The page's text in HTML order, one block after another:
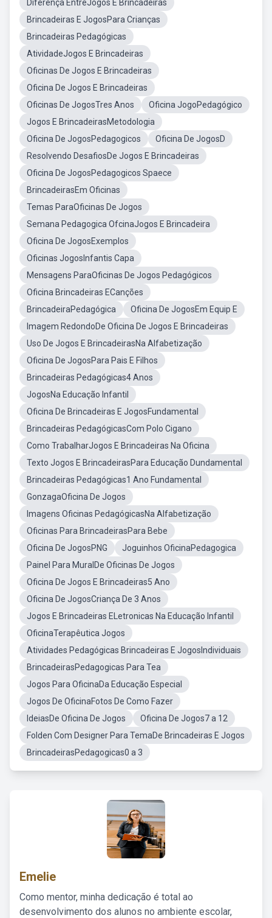
Diferença EntreJogos E Brincadeiras
Brincadeiras E JogosPara Crianças
Brincadeiras Pedagógicas
AtividadeJogos E Brincadeiras
Oficinas De Jogos E Brincadeiras
Oficina De Jogos E Brincadeiras
Oficinas De JogosTres Anos
Oficina JogoPedagógico
Jogos E BrincadeirasMetodologia
Oficina De JogosPedagogicos
Oficina De JogosD
Resolvendo DesafiosDe Jogos E Brincadeiras
Oficina De JogosPedagogicos Spaece
BrincadeirasEm Oficinas
Temas ParaOficinas De Jogos
Semana Pedagogica OfcinaJogos E Brincadeira
Oficina De JogosExemplos
Oficinas JogosInfantis Capa
Mensagens ParaOficinas De Jogos Pedagógicos
Oficina Brincadeiras ECanções
BrincadeiraPedagógica
Oficina De JogosEm Equip E
Imagem RedondoDe Oficina De Jogos E Brincadeiras
Uso De Jogos E BrincadeirasNa Alfabetização
Oficina De JogosPara Pais E Filhos
Brincadeiras Pedagógicas4 Anos
JogosNa Educação Infantil
Oficina De Brincadeiras E JogosFundamental
Brincadeiras PedagógicasCom Polo Cigano
Como TrabalharJogos E Brincadeiras Na Oficina
Texto Jogos E BrincadeirasPara Educação Dundamental
Brincadeiras Pedagógicas1 Ano Fundamental
GonzagaOficina De Jogos
Imagens Oficinas PedagógicasNa Alfabetização
Oficinas Para BrincadeirasPara Bebe
Oficina De JogosPNG
Joguinhos OficinaPedagogica
Painel Para MuralDe Oficinas De Jogos
Oficina De Jogos E Brincadeiras5 Ano
Oficina De JogosCriança De 3 Anos
Jogos E Brincadeiras ELetronicas Na Educação Infantil
OficinaTerapêutica Jogos
Atividades Pedagógicas Brincadeiras E JogosIndividuais
BrincadeirasPedagogicas Para Tea
Jogos Para OficinaDa Educação Especial
Jogos De OficinaFotos De Como Fazer
IdeiasDe Oficina De Jogos
Oficina De Jogos7 a 12
Folden Com Designer Para TemaDe Brincadeiras E Jogos
BrincadeirasPedagogicas0 a 3
Emelie
Como mentor, minha dedicação é total ao
desenvolvimento dos alunos no ambiente escolar,